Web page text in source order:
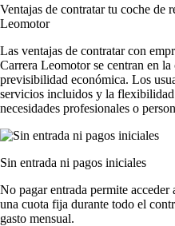
Ventajas de contratar tu coche de
Leomotor
Las ventajas de contratar con
Carrera Leomotor se centran en
previsibilidad económica. Los
servicios incluidos y la flexibilidad
necesidades profesionales o
Sin entrada ni pagos iniciales
No pagar entrada permite
una cuota fija durante todo el
gasto mensual.